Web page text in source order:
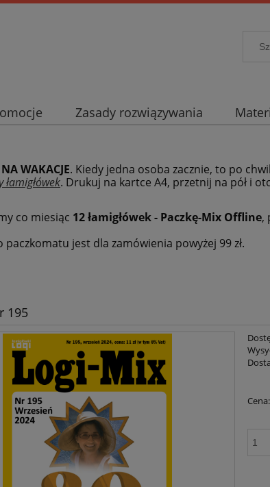
Zasady rozwiązywania
WAKACJE. Kiedy jedna osoba zacznie, to po
łamigłówek. Drukuj na kartce A4, przetnij na pół i
co miesiąc 12 łamigłówek - Paczkę-Mix Offline,
paczkomatu jest dla zamówienia powyżej 99 zł.
195
Cena: